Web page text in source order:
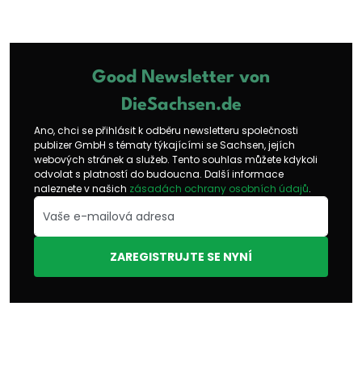
Good Newsletter von
DieSachsen.de
Ano, chci se přihlásit k odběru newsletteru společnosti
publizer GmbH s tématy týkajícími se Sachsen, jejích
webových stránek a služeb. Tento souhlas můžete kdykoli
odvolat s platností do budoucna. Další informace
naleznete v našich zásadách ochrany osobních údajů.
ZAREGISTRUJTE SE NYNÍ